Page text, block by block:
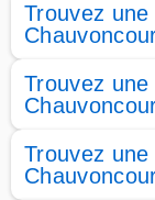
Trouvez
Trouvez
Trouvez